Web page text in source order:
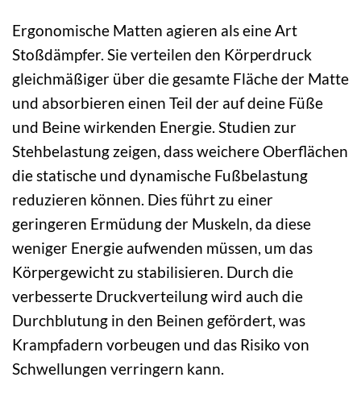
Ergonomische Matten agieren als eine Art
Stoßdämpfer. Sie verteilen den Körperdruck
gleichmäßiger über die gesamte Fläche der Matte
und absorbieren einen Teil der auf deine Füße
und Beine wirkenden Energie. Studien zur
Stehbelastung zeigen, dass weichere Oberflächen
die statische und dynamische Fußbelastung
reduzieren können. Dies führt zu einer
geringeren Ermüdung der Muskeln, da diese
weniger Energie aufwenden müssen, um das
Körpergewicht zu stabilisieren. Durch die
verbesserte Druckverteilung wird auch die
Durchblutung in den Beinen gefördert, was
Krampfadern vorbeugen und das Risiko von
Schwellungen verringern kann.